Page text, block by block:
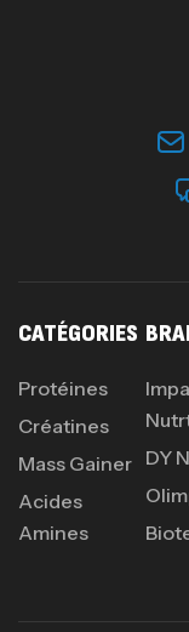
CATÉGORIES
Protéines
Créatines
Mass Gainer
Acides
Amines
DY